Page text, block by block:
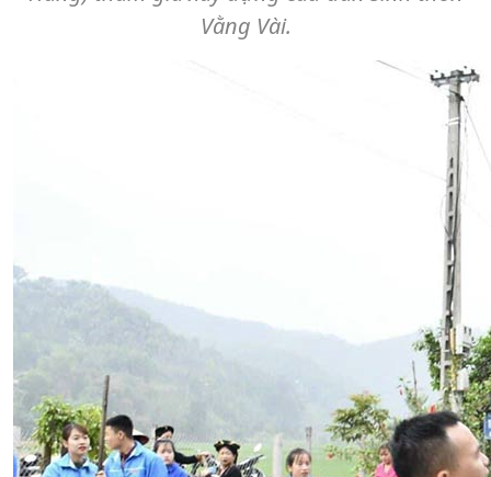
Vằng Vài.